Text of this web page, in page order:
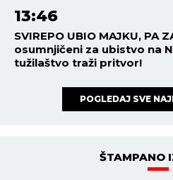
13:46
SVIREPO UBIO MAJKU, PA
osumnjičeni za ubistvo na
tužilaštvo traži pritvor!
POGLEDAJ SVE
ŠTAMPANO